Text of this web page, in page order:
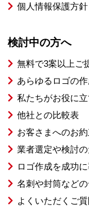
個人情報保護方針
検討中の方へ
無料で3案以上ご
あらゆるロゴの
私たちがお役に
他社との比較表
お客さまへのお約
業者選定や検討
ロゴ作成を成功
名刺や封筒など
よくいただくご質